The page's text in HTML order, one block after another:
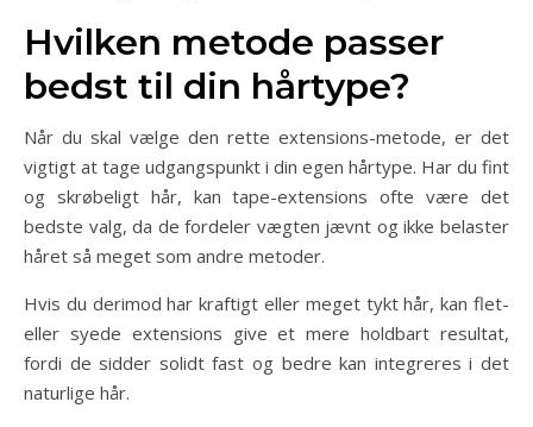
Hvilken metode passer
bedst til din hårtype?
Når du skal vælge den rette extensions-metode, er det
vigtigt at tage udgangspunkt i din egen hårtype. Har du fint
og skrøbeligt hår, kan tape-extensions ofte være det
bedste valg, da de fordeler vægten jævnt og ikke belaster
håret så meget som andre metoder.
Hvis du derimod har kraftigt eller meget tykt hår, kan flet-
eller syede extensions give et mere holdbart resultat,
fordi de sidder solidt fast og bedre kan integreres i det
naturlige hår.